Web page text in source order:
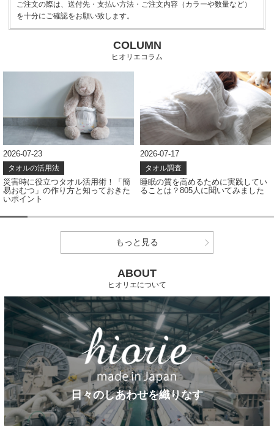
ご注文の際は、送付先・支払い方法・ご注文内容（カラーや数量など）
を十分にご確認をお願い致します。
COLUMN
ヒオリエコラム
2026-07-23
タオルの活用法
災害時に役立つタオル活用術！「簡
易おむつ」の作り方と知っておきた
いポイント
2026-07-17
タオル調査
睡眠の質を高めるために実践してい
ることは？805人に聞いてみました
もっと見る
ABOUT
ヒオリエについて
日々のしあわせを織りなす